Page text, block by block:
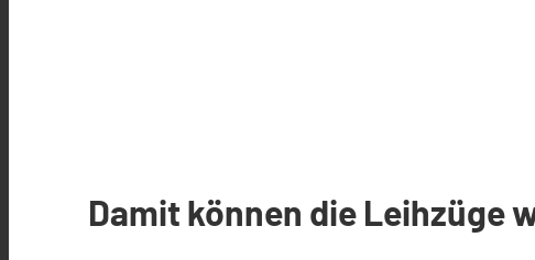
Damit können die Leihzüge